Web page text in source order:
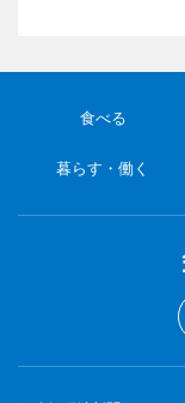
食べる
暮らす・働く